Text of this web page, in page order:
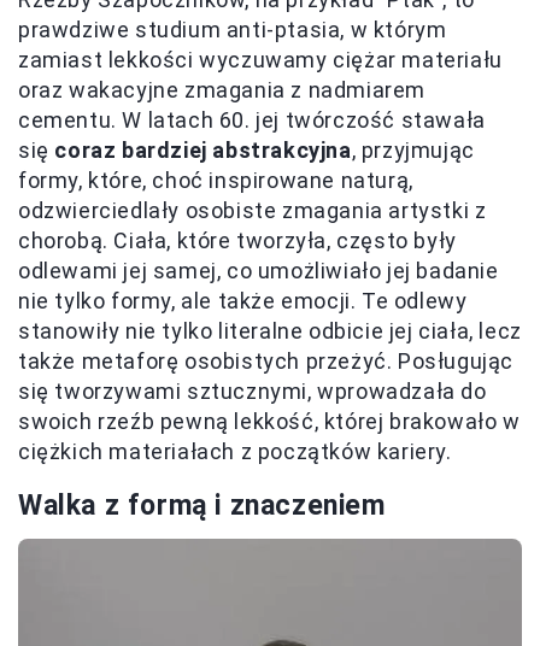
prawdziwe studium anti-ptasia, w którym
zamiast lekkości wyczuwamy ciężar materiału
oraz wakacyjne zmagania z nadmiarem
cementu. W latach 60. jej twórczość stawała
się coraz bardziej abstrakcyjna, przyjmując
formy, które, choć inspirowane naturą,
odzwierciedlały osobiste zmagania artystki z
chorobą. Ciała, które tworzyła, często były
odlewami jej samej, co umożliwiało jej badanie
nie tylko formy, ale także emocji. Te odlewy
stanowiły nie tylko literalne odbicie jej ciała, lecz
także metaforę osobistych przeżyć. Posługując
się tworzywami sztucznymi, wprowadzała do
swoich rzeźb pewną lekkość, której brakowało w
ciężkich materiałach z początków kariery.
Walka z formą i znaczeniem